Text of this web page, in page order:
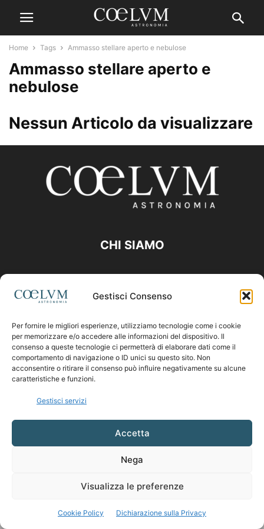
Gestisci Consenso
Per fornire le migliori esperienze, utilizziamo tecnologie come i cookie
per memorizzare e/o accedere alle informazioni del dispositivo. Il
consenso a queste tecnologie ci permetterà di elaborare dati come il
comportamento di navigazione o ID unici su questo sito. Non
acconsentire o ritirare il consenso può influire negativamente su alcune
caratteristiche e funzioni.
Gestisci servizi
Accetta
Nega
Visualizza le preferenze
Cookie Policy Dichiarazione sulla Privacy
Home Tags Ammasso stellare aperto e nebulose
Ammasso stellare aperto e
nebulose
Nessun Articolo da visualizzare
CHI SIAMO